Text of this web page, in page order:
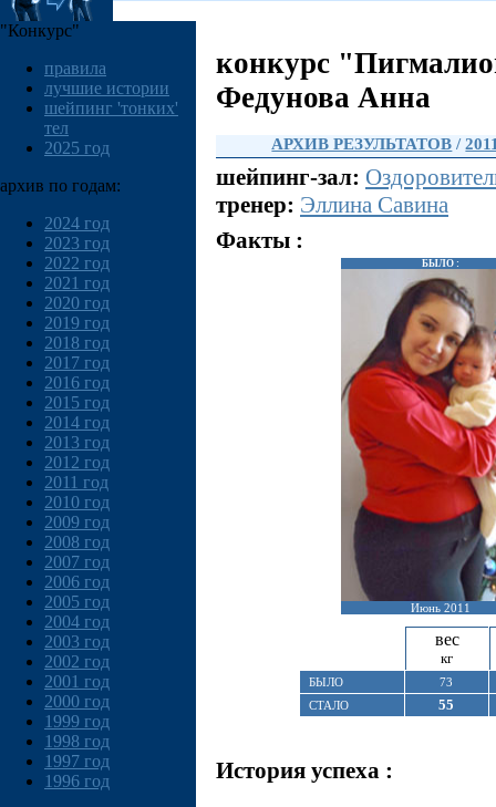
"Конкурс"
правила
лучшие истории
шейпинг 'тонких'
тел
2025 год
архив по годам:
2024 год
2023 год
2022 год
2021 год
2020 год
2019 год
2018 год
2017 год
2016 год
2015 год
2014 год
2013 год
2012 год
2011 год
2010 год
2009 год
2008 год
2007 год
2006 год
2005 год
2004 год
2003 год
2002 год
2001 год
2000 год
1999 год
1998 год
1997 год
1996 год
конкурс
Федунова Анна
АРХИВ РЕЗУЛЬТАТОВ /
шейпинг-зал:
тренер: Эллина Савина
Факты :
БЫЛО :
Июнь 2011
вес
кг
БЫЛО
73
СТАЛО
55
История успеха :